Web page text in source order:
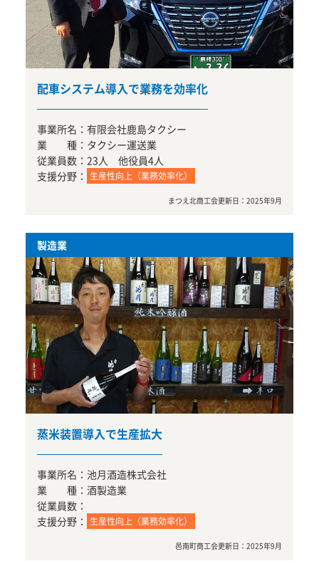
配車システム導入で業務を効率化
事業所名： 有限会社鹿島タクシー
業 種： タクシー運送業
従業員数： 23人 他役員4人
支援分野：
生産性向上（業務効率化）
まつえ北商工会更新日： 2025年9月
製造業
蒸米装置導入で生産拡大
事業所名： 池月酒造株式会社
業 種： 酒製造業
従業員数：
支援分野：
生産性向上（業務効率化）
邑南町商工会更新日： 2025年9月